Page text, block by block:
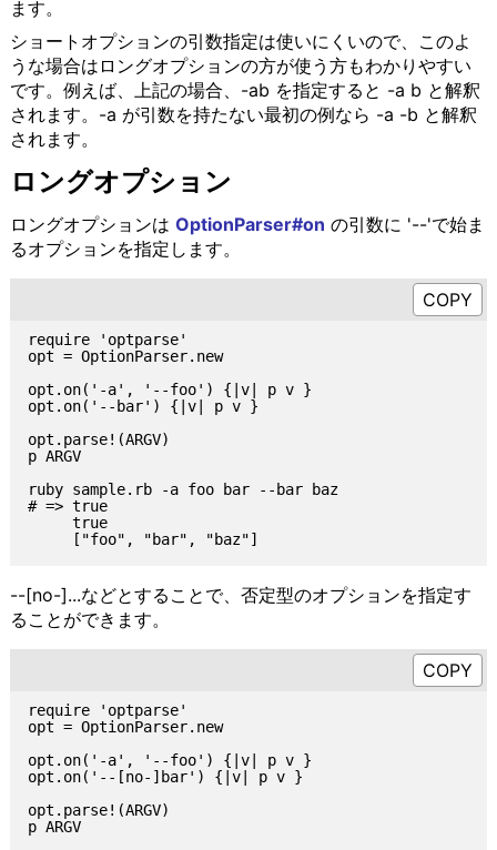
ます。
ショートオプションの引数指定は使いにくいので、このよ
うな場合はロングオプションの方が使う方もわかりやすい
です。例えば、上記の場合、-ab を指定すると -a b と解釈
されます。-a が引数を持たない最初の例なら -a -b と解釈
されます。
ロングオプション
ロングオプションは OptionParser#on の引数に '--'で始ま
るオプションを指定します。
require 'optparse'
opt = OptionParser.new
opt.on('-a', '--foo') {|v| p v }
opt.on('--bar') {|v| p v }
opt.parse!(ARGV)
p ARGV
ruby sample.rb -a foo bar --bar baz
# => true
     true
--[no-]...などとすることで、否定型のオプションを指定す
ることができます。
require 'optparse'
opt = OptionParser.new
opt.on('-a', '--foo') {|v| p v }
opt.on('--[no-]bar') {|v| p v }
opt.parse!(ARGV)
p ARGV